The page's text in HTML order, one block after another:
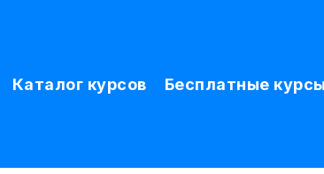
Каталог курсов Бесплатные курсы